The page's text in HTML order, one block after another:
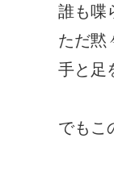
誰も喋
ただ黙
手と足
でもこ